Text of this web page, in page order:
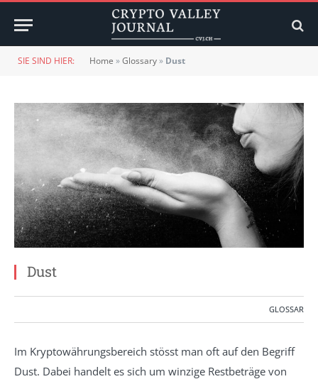
SIE SIND HIER: Home »Glossary» Dust
Dust
GLOSSAR
Im Kryptowährungsbereich stösst man oft auf den Begriff
Dust. Dabei handelt es sich um winzige Restbeträge von